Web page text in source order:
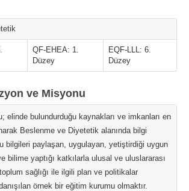
QF-EHEA: 1.
Düzey
EQF-LLL: 6.
Düzey
ve Misyonu
elinde bulundurduğu kaynakları ve imkanları en
Beslenme ve Diyetetik alanında bilgi
bilgileri paylaşan, uygulayan, yetiştirdiği uygun
bilime yaptığı katkılarla ulusal ve uluslararası
sağlığı ile ilgili plan ve politikalar
örnek bir eğitim kurumu olmaktır.